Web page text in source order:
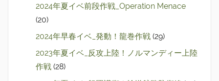
2024年夏イベ前段作戦_Operation Menace
(20)
2024年早春イベ_発動！龍巻作戦 (29)
2023年夏イベ_反攻上陸！ノルマンディー上陸
作戦 (28)